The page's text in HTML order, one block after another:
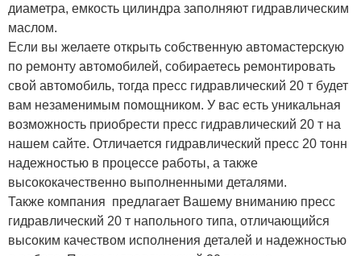
диаметра, емкость цилиндра заполняют гидравлическим
маслом.
Если вы желаете открыть собственную автомастерскую
по ремонту автомобилей, собираетесь ремонтировать
свой автомобиль, тогда пресс гидравлический 20 т будет
вам незаменимым помощником. У вас есть уникальная
возможность приобрести пресс гидравлический 20 т на
нашем сайте. Отличается гидравлический пресс 20 тонн
надежностью в процессе работы, а также
высококачественно выполненными деталями.
Также компания предлагает Вашему вниманию пресс
гидравлический 20 т напольного типа, отличающийся
высоким качеством исполнения деталей и надежностью